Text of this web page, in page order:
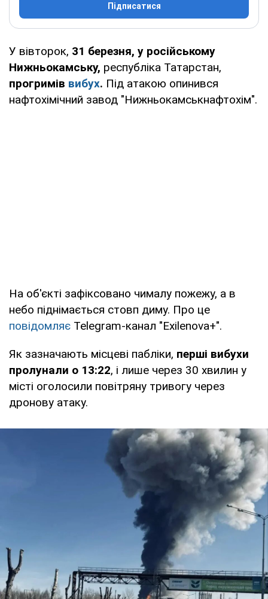
Підписатися
У вівторок, 31 березня, у російському
Нижньокамську, республіка Татарстан,
прогримів вибух. Під атакою опинився
нафтохімічний завод "Нижньокамськнафтохім".
На об'єкті зафіксовано чималу пожежу, а в
небо піднімається стовп диму. Про це
повідомляє Telegram-канал "Exilenova+".
Як зазначають місцеві пабліки, перші вибухи
пролунали о 13:22, і лише через 30 хвилин у
місті оголосили повітряну тривогу через
дронову атаку.